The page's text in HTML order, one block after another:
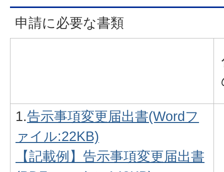
申請に必要な書類
1.告示事項変更届出書(Wordフ
ァイル:22KB)
【記載例】告示事項変更届出書